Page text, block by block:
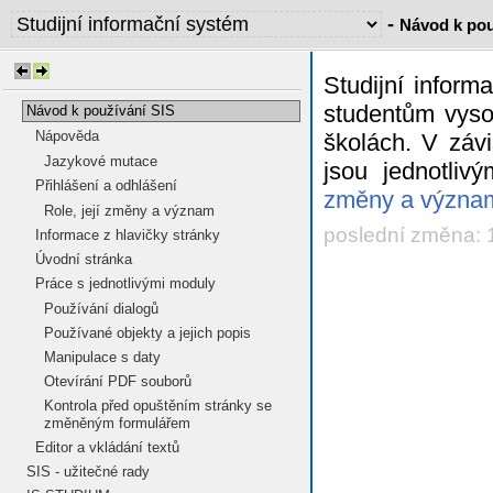
- Návod k
Návod k používání SIS
Nápověda
Jazykové mutace
Přihlášení a odhlášení
Role, její změny a význam
Informace z hlavičky stránky
Úvodní stránka
Práce s jednotlivými moduly
Používání dialogů
Používané objekty a jejich popis
Manipulace s daty
Otevírání PDF souborů
Kontrola před opuštěním stránky se
změněným formulářem
Editor a vkládání textů
SIS - užitečné rady
Studijní
studentům
školách. V
jsou
změny a
poslední změna: